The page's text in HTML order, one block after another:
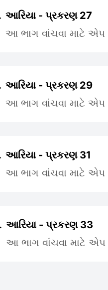
આરિયા - પ્રકરણ 27
આ ભાગ વાંચવા માટે એપ
આરિયા - પ્રકરણ 29
આ ભાગ વાંચવા માટે એપ
આરિયા - પ્રકરણ 31
આ ભાગ વાંચવા માટે એપ
આરિયા - પ્રકરણ 33
આ ભાગ વાંચવા માટે એપ